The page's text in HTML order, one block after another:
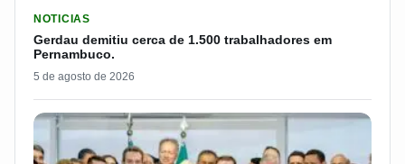
NOTICIAS
Gerdau demitiu cerca de 1.500 trabalhadores em
Pernambuco.
5 de agosto de 2026